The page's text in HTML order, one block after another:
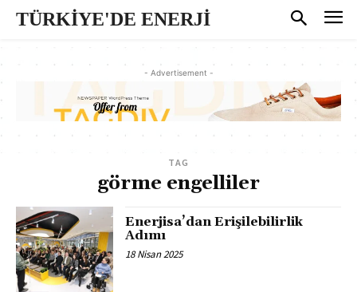
TÜRKİYE'DE ENERJİ
- Advertisement -
TAG
görme engelliler
Enerjisa’dan Erişilebilirlik
Adımı
18 Nisan 2025